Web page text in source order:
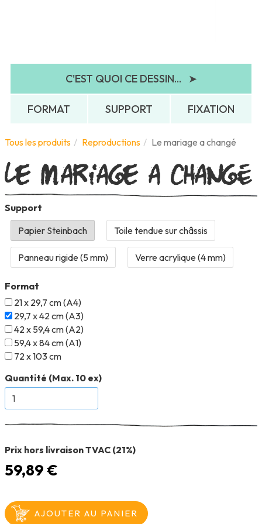
C'EST QUOI CE DESSIN... ➤
FORMAT SUPPORT FIXATION
Tous les produits Reproductions Le mariage a changé
Le mariage a changé
Support
Format
21 x 29,7 cm (A4)
29,7 x 42 cm (A3)
42 x 59,4 cm (A2)
59,4 x 84 cm (A1)
72 x 103 cm
Quantité (Max. 10 ex)
Prix hors livraison TVAC (21%)
59,89 €